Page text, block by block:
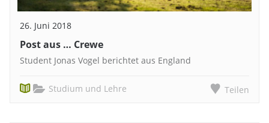
26. Juni 2018
Post aus … Crewe
Student Jonas Vogel berichtet aus England
Studium und Lehre Teilen